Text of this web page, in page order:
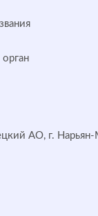
АО, г. Нарьян-